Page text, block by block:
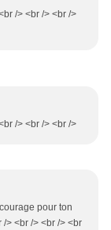
/> <br /> <br />
/> <br /> <br />
pour ton
> <br /> <br /> <br